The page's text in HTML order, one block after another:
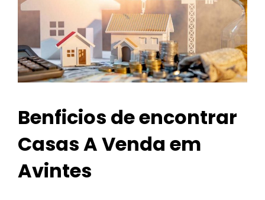
Benficios de encontrar
Casas A Venda em
Avintes